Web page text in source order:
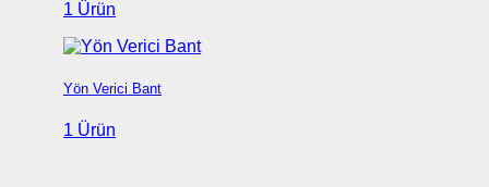
1 Ürün
Yön Verici Bant
1 Ürün